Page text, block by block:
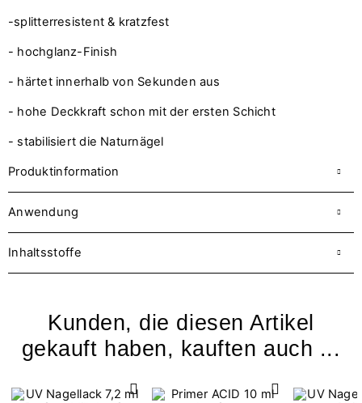
-splitterresistent & kratzfest
- hochglanz-Finish
- härtet innerhalb von Sekunden aus
- hohe Deckkraft schon mit der ersten Schicht
- stabilisiert die Naturnägel
Produktinformation
Anwendung
Inhaltsstoffe
Kunden, die diesen Artikel
gekauft haben, kauften auch ...